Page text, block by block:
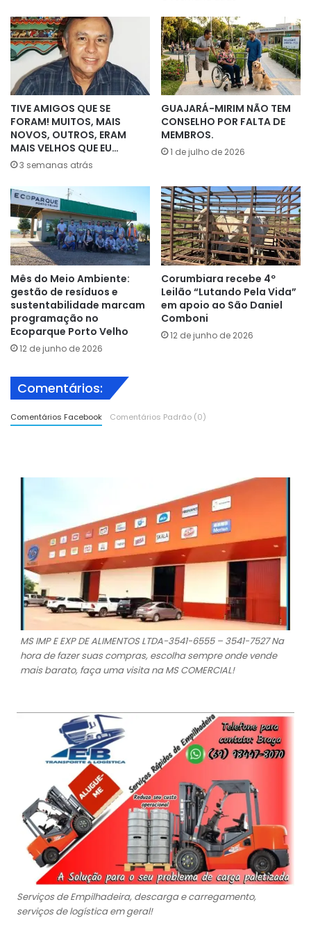
TIVE AMIGOS QUE SE
FORAM! MUITOS, MAIS
NOVOS, OUTROS, ERAM
MAIS VELHOS QUE EU…
3 semanas atrás
GUAJARÁ-MIRIM NÃO TEM
CONSELHO POR FALTA DE
MEMBROS.
1 de julho de 2026
Mês do Meio Ambiente:
gestão de resíduos e
sustentabilidade marcam
programação no
Ecoparque Porto Velho
12 de junho de 2026
Corumbiara recebe 4º
Leilão “Lutando Pela Vida”
em apoio ao São Daniel
Comboni
12 de junho de 2026
Comentários:
Comentários Facebook Comentários Padrão (0)
MS IMP E EXP DE ALIMENTOS LTDA-3541-6555 – 3541-7527 Na
hora de fazer suas compras, escolha sempre onde vende
mais barato, faça uma visita na MS COMERCIAL!
Serviços de Empilhadeira, descarga e carregamento,
serviços de logística em geral!